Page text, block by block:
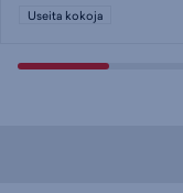
Useita kokoja